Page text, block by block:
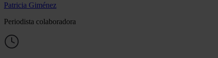
Patricia Giménez
Periodista colaboradora